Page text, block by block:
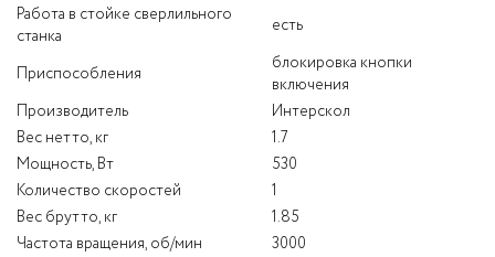
Работа в стойке сверлильного
станка
есть
Приспособления
блокировка кнопки
включения
Производитель
Интерскол
Вес нетто, кг
1.7
Мощность, Вт
530
Количество скоростей
1
Вес брутто, кг
1.85
Частота вращения, об/мин
3000